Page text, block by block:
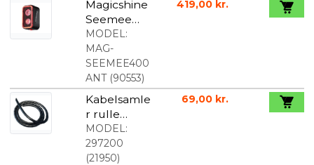
Magicshine
Seemee
400 ANT+
baglygte
400 lumen
MODEL:
MAG-
SEEMEE400
ANT(90553)
419,00 kr.
Kabelsamle
r rulle
ø8mm 5
meter
MODEL:
297200
(21950)
69,00 kr.